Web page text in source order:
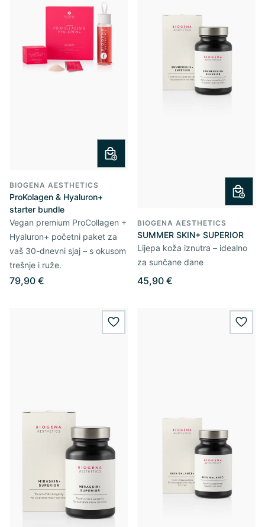
BIOGENA AESTHETICS
ProKolagen & Hyaluron+
starter bundle
Vegan premium ProCollagen +
Hyaluron+ početni paket za
vaš 30-dnevni sjaj – s okusom
trešnje i ruže.
79,90 €
BIOGENA AESTHETICS
SUMMER SKIN+ SUPERIOR
Lijepa koža iznutra – idealno
za sunčane dane
45,90 €
wishlist.add